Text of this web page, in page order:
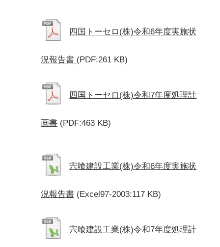
四国トーセロ(株)令和6年度実施状
況報告書 (PDF:261 KB)
四国トーセロ(株)令和7年度処理計
画書 (PDF:463 KB)
宍喰建設工業(株)令和6年度実施状
況報告書 (Excel97-2003:117 KB)
宍喰建設工業(株)令和7年度処理計